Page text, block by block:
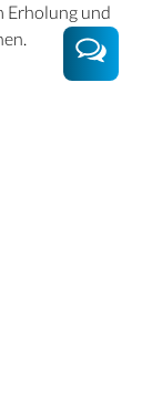
Erholung und